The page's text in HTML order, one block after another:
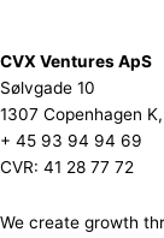
CVX Ventures ApS
Sølvgade 10
1307 Copenhagen
+ 45 93 94 94 69
CVR: 41 28 77 72
We create growth